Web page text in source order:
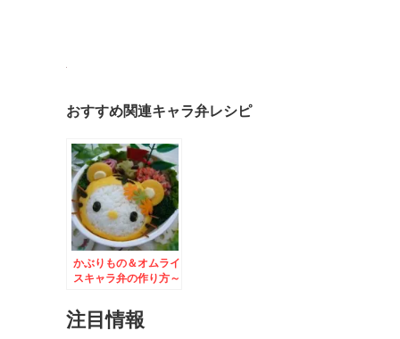
おすすめ関連キャラ弁レシピ
かぶりもの＆オムライ
スキャラ弁の作り方～
ティ編～
注目情報